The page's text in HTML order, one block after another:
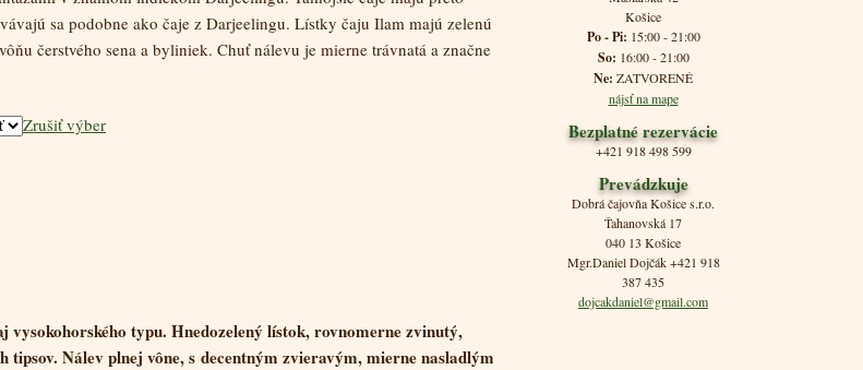
sa podobne ako čaje z Darjeelingu. Lístky čaju Ilam majú zelenú
čerstvého sena a byliniek. Chuť nálevu je mierne trávnatá a značne
Zrušiť výber
vysokohorského typu. Hnedozelený lístok, rovnomerne zvinutý,
tipsov. Nálev plnej vône, s decentným zvieravým, mierne nasladlým
Košice
Po - Pi: 15:00 - 21:00
So: 16:00 - 21:00
Ne: ZATVORENÉ
nájsť na mape
Bezplatné rezervácie
+421 918 498 599
Prevádzkuje
Dobrá čajovňa Košice s.r.o.
Ťahanovská 17
040 13 Košice
Mgr.Daniel Dojčák +421 918
387 435
dojcakdaniel@gmail.com